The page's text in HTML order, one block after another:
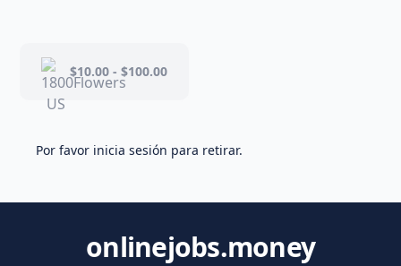
$10.00 - $100.00
Por favor inicia sesión para retirar.
onlinejobs.money